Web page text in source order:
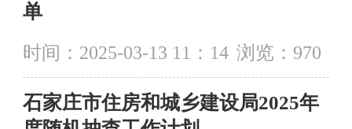
单
时间：2025-03-13 11：14 浏览： 970
石家庄市住房和城乡建设局2025年